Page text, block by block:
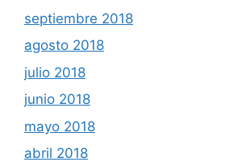
septiembre 2018
agosto 2018
julio 2018
junio 2018
mayo 2018
abril 2018